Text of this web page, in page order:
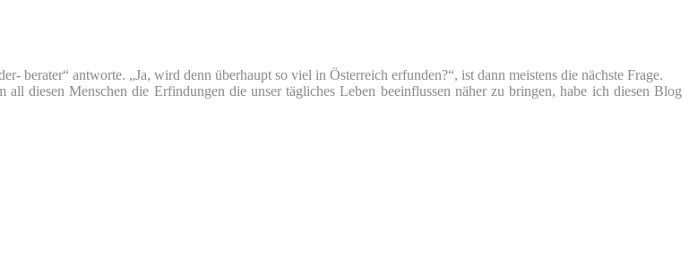
berater“ antworte. „Ja, wird denn überhaupt so viel in Österreich erfunden?“, ist dann meistens die nächste Frage.
diesen Menschen die Erfindungen die unser tägliches Leben beeinflussen näher zu bringen, habe ich diesen Blog